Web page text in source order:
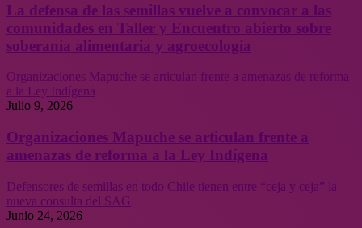
La defensa de las semillas vuelve a convocar a las
comunidades en Taller y Encuentro abierto sobre
soberanía alimentaria y agroecología
Organizaciones Mapuche se articulan frente a amenazas de reforma
a la Ley Indígena
Julio 9, 2026
Organizaciones Mapuche se articulan frente a
amenazas de reforma a la Ley Indígena
Defensores de semillas en todo Chile tienen entre “ceja y ceja” la
nueva consulta del SAG
Junio 24, 2026